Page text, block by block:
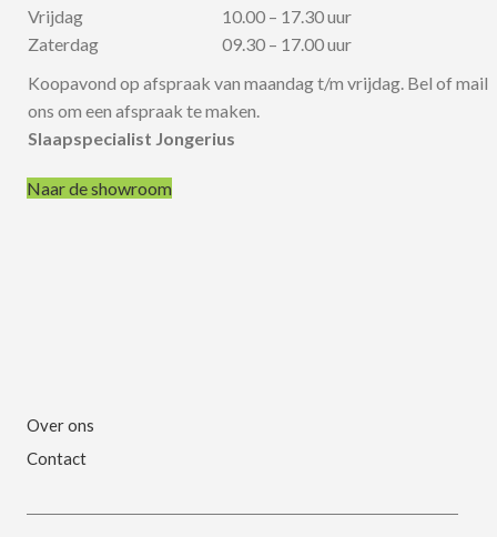
Vrijdag
Zaterdag
10.00 – 17.30 uur
09.30 – 17.00 uur
Koopavond op afspraak van maandag t/m vrijdag. Bel of mail
ons om een afspraak te maken.
Slaapspecialist Jongerius
Naar de showroom
Over ons
Contact